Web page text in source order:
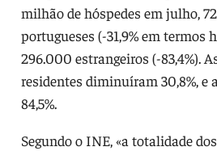
milhão de hóspedes em julho,
portugueses (-31,9% em termos
296.000 estrangeiros (-83,4%).
residentes diminuíram 30,8%, e
84,5%.
Segundo o INE, «a totalidade